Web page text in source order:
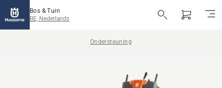
Bos & Tuin
BE, Nederlands
Ondersteuning